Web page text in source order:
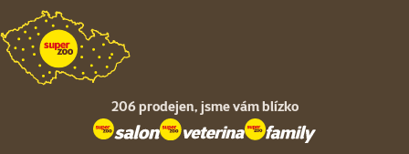
206 prodejen, jsme vám blízko